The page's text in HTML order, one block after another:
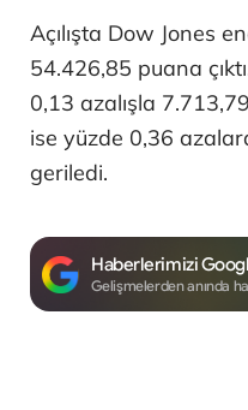
Açılışta Dow Jones
54.426,85 puana
0,13 azalışla
ise yüzde 0,36
geriledi.
Haberlerimizi
Gelişmelerden anında